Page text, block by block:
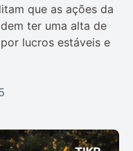
que as ações da
ter uma alta de
lucros estáveis e